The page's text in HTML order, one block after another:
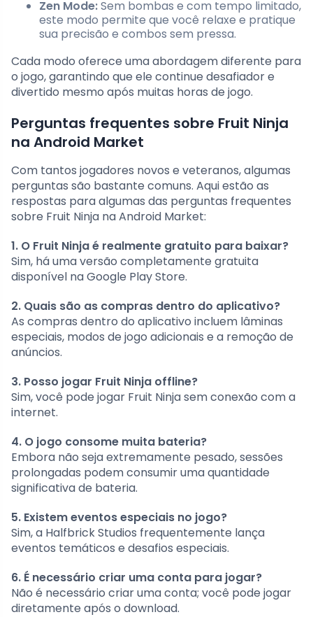
Zen Mode:Sem bombas e com tempo limitado,
este modo permite que você relaxe e pratique
sua precisão e combos sem pressa.
Cada modo oferece uma abordagem diferente para
o jogo, garantindo que ele continue desafiador e
divertido mesmo após muitas horas de jogo.
Perguntas frequentes sobre Fruit Ninja
na Android Market
Com tantos jogadores novos e veteranos, algumas
perguntas são bastante comuns. Aqui estão as
respostas para algumas das perguntas frequentes
sobre Fruit Ninja na Android Market:
1. O Fruit Ninja é realmente gratuito para baixar?
Sim, há uma versão completamente gratuita
disponível na Google Play Store.
2. Quais são as compras dentro do aplicativo?
As compras dentro do aplicativo incluem lâminas
especiais, modos de jogo adicionais e a remoção de
anúncios.
3. Posso jogar Fruit Ninja offline?
Sim, você pode jogar Fruit Ninja sem conexão com a
internet.
4. O jogo consome muita bateria?
Embora não seja extremamente pesado, sessões
prolongadas podem consumir uma quantidade
significativa de bateria.
5. Existem eventos especiais no jogo?
Sim, a Halfbrick Studios frequentemente lança
eventos temáticos e desafios especiais.
6. É necessário criar uma conta para jogar?
Não é necessário criar uma conta; você pode jogar
diretamente após o download.